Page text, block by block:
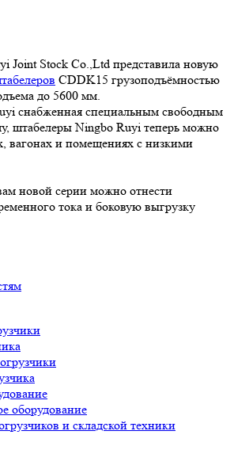
Joint Stock Co.,Ltd представила новую
CDDK15 грузоподъёмностью
до 5600 мм.
снабженная специальным свободным
штабелеры Ningbo Ruyi теперь можно
вагонах и помещениях с низкими
новой серии можно отнести
тока и боковую выгрузку
оборудование
и складской техники